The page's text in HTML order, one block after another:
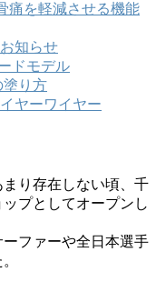
痛を軽減させる機能
知らせ
ドモデル
塗り方
ヤーワイヤー
り存在しない頃、千
プとしてオープンし
ファーや全日本選手